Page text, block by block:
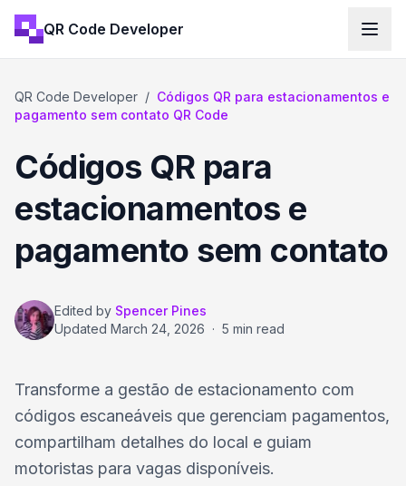
QR Code Developer
QR Code Developer / Códigos QR para estacionamentos e
pagamento sem contato QR Code
Códigos QR para
estacionamentos e
pagamento sem contato
Edited by Spencer Pines
Updated March 24, 2026 · 5 min read
Transforme a gestão de estacionamento com
códigos escaneáveis que gerenciam pagamentos,
compartilham detalhes do local e guiam
motoristas para vagas disponíveis.